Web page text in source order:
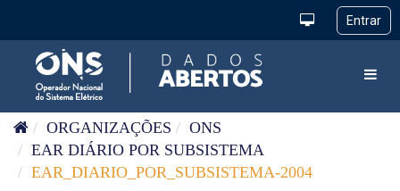
ORGANIZAÇÕES
ONS
EAR DIÁRIO POR SUBSISTEMA
EAR_DIARIO_POR_SUBSISTEMA-2004